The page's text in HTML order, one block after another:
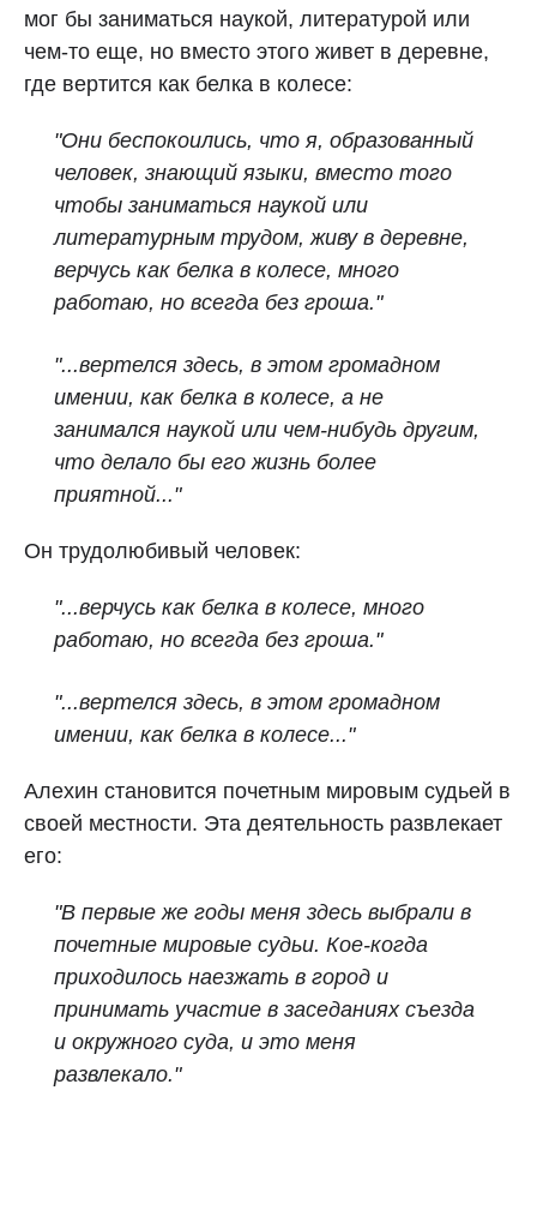
мог бы заниматься наукой, литературой или
чем-то еще, но вместо этого живет в деревне,
где вертится как белка в колесе:
"Они беспокоились, что я, образованный
человек, знающий языки, вместо того
чтобы заниматься наукой или
литературным трудом, живу в деревне,
верчусь как белка в колесе, много
работаю, но всегда без гроша."
"...вертелся здесь, в этом громадном
имении, как белка в колесе, а не
занимался наукой или чем‑нибудь другим,
что делало бы его жизнь более
приятной..."
Он трудолюбивый человек:
"...верчусь как белка в колесе, много
работаю, но всегда без гроша."
"...вертелся здесь, в этом громадном
имении, как белка в колесе..."
Алехин становится почетным мировым судьей в
своей местности. Эта деятельность развлекает
его:
"В первые же годы меня здесь выбрали в
почетные мировые судьи. Кое‑когда
приходилось наезжать в город и
принимать участие в заседаниях съезда
и окружного суда, и это меня
развлекало."